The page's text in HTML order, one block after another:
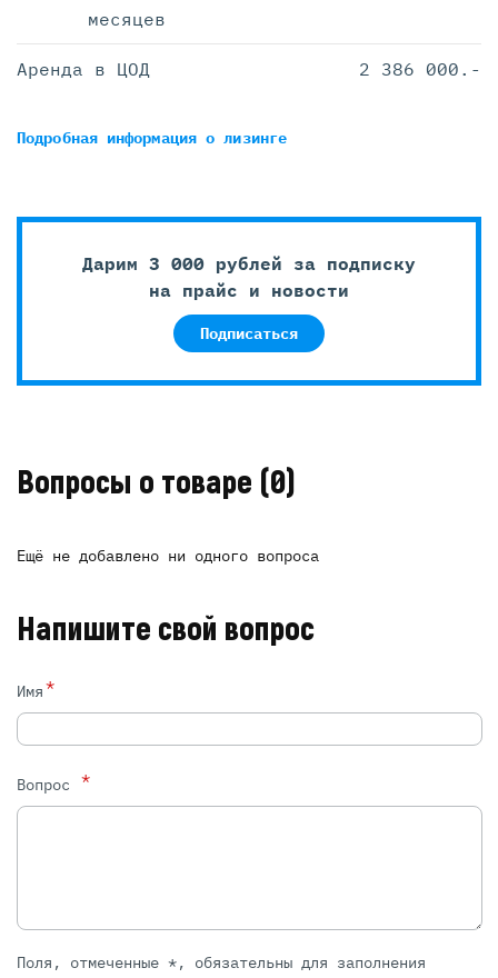
месяцев
Аренда в ЦОД 2 386 000.-
Подробная информацияо лизинге
Дарим 3 000 рублей за подписку
на прайс и новости
Подписаться
Вопросы о товаре (0)
Ещё не добавлено ни одного вопроса
Напишите свой вопрос
Имя*
Вопрос *
Поля, отмеченные *, обязательны для заполнения